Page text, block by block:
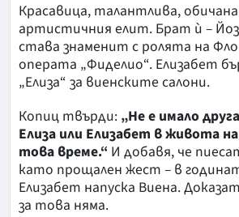
Красавица, талантлива,
артистичния елит. Брат ѝ –
става знаменит с ролята на
операта „Фиделио“. Елизабет
„Елиза“ за виенските салони.
Копиц твърди: „Не е имало
Елиза или Елизабет в живота
това време.“ И добавя, че
като прощален жест – в
Елизабет напуска Виена.
за това няма.